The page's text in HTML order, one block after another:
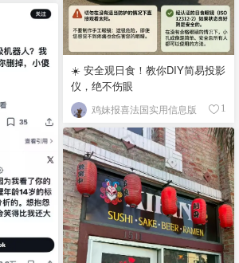
☀️ 安全观日食！教你DIY简易投影
仪，绝不伤眼
鸡妹报喜法国实用信息版 1